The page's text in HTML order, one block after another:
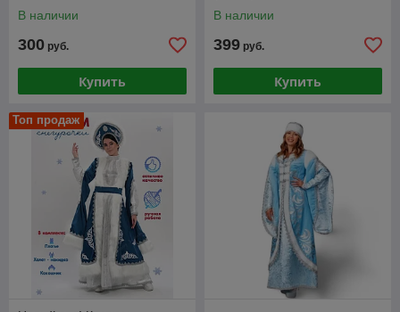
В наличии
300 руб.
Купить
В наличии
399 руб.
Купить
Топ продаж